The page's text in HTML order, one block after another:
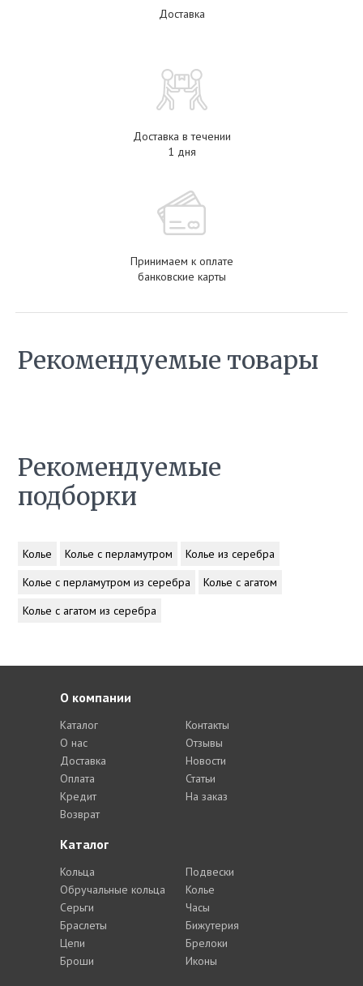
Доставка
Доставка в течении
1 дня
Принимаем к оплате
банковские карты
Рекомендуемые товары
Рекомендуемые
подборки
Колье Колье с перламутром
Колье из серебра
Колье с перламутром из серебра
Колье с агатом
Колье с агатом из серебра
Каталог
Кольца
Обручальные кольца
Серьги
Браслеты
Цепи
Броши
Подвески
Колье
Часы
Бижутерия
Брелоки
Иконы
О компании
Каталог
О нас
Доставка
Оплата
Кредит
Возврат
Контакты
Отзывы
Новости
Статьи
На заказ